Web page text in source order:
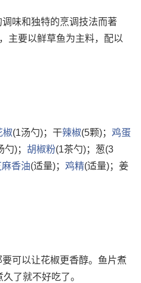
味和独特的烹调技法而著
主要以鲜草鱼为主料，配以
椒(1汤勺)；干辣椒(5颗)； 鸡蛋
勺)； 胡椒粉(1茶勺)；葱(3
麻香油(适量)； 鸡精(适量)；姜
可以让花椒更香醇。鱼片煮
了就不好吃了。